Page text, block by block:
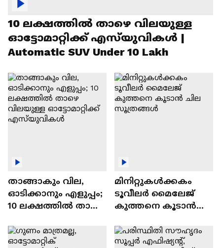
10 ലക്ഷത്തിൽ താഴെ വിലയുള്ള
ഓട്ടോമാറ്റിക്ക് എസ്‍യുവികൾ |
Automatic SUV Under 10 Lakh
താങ്ങാകും വില,
ഓടിക്കാനും എളുപ്പം;
10 ലക്ഷത്തിൽ താഴെ
ഓട്ടോമാറ്റിക്ക്
എസ്‍യുവികൾ
മിനിറ്റുകൾക്കകം
ടൂവീലർ മൈലേജ്
കുത്തനെ കൂടാൻ